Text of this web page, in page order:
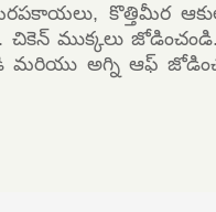
కొత్తిమీర
చికెన్ ముక్కలు
అగ్ని ఆఫ్